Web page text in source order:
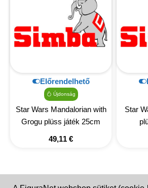
Előrendelhető
Újdonság
Star Wars Mandalorian with
Grogu plüss játék 25cm
49,11 €
Star